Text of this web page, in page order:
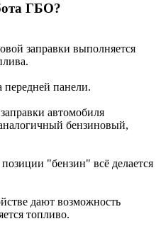
ГБО?
заправки выполняется
передней панели.
автомобиля
бензиновый,
"бензин" всё делается
дают возможность
топливо.